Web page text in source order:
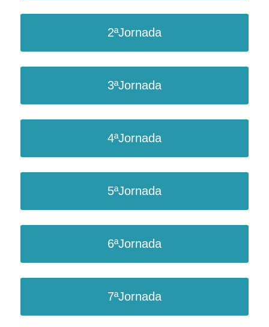
2ªJornada
3ªJornada
4ªJornada
5ªJornada
6ªJornada
7ªJornada